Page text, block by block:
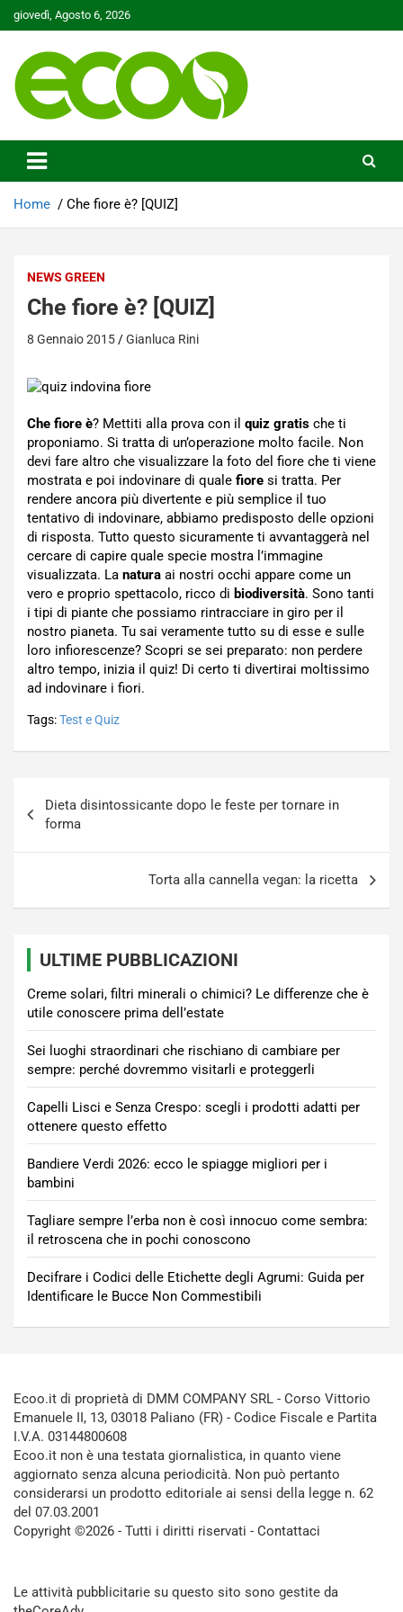
Skip
to
giovedì, Agosto 6, 2026
Ecoo.it
Home Che fiore è? [QUIZ]
NEWS GREEN
Che fiore è? [QUIZ]
8 Gennaio 2015 Gianluca Rini
Che fiore è? Mettiti alla prova con il quiz gratis che ti
proponiamo. Si tratta di un’operazione molto facile. Non
devi fare altro che visualizzare la foto del fiore che ti viene
mostrata e poi indovinare di quale fiore si tratta. Per
rendere ancora più divertente e più semplice il tuo
tentativo di indovinare, abbiamo predisposto delle opzioni
di risposta. Tutto questo sicuramente ti avvantaggerà nel
cercare di capire quale specie mostra l’immagine
visualizzata. La natura ai nostri occhi appare come un
vero e proprio spettacolo, ricco di biodiversità. Sono tanti
i tipi di piante che possiamo rintracciare in giro per il
nostro pianeta. Tu sai veramente tutto su di esse e sulle
loro infiorescenze? Scopri se sei preparato: non perdere
altro tempo, inizia il quiz! Di certo ti divertirai moltissimo
ad indovinare i fiori.
Tags:Test e Quiz
articoli
Dieta disintossicante dopo le feste per tornare in
forma
Torta alla cannella vegan: la ricetta
ULTIME PUBBLICAZIONI
Creme solari, filtri minerali o chimici? Le differenze che è
utile conoscere prima dell’estate
Sei luoghi straordinari che rischiano di cambiare per
sempre: perché dovremmo visitarli e proteggerli
Capelli Lisci e Senza Crespo: scegli i prodotti adatti per
ottenere questo effetto
Bandiere Verdi 2026: ecco le spiagge migliori per i
bambini
Tagliare sempre l’erba non è così innocuo come sembra:
il retroscena che in pochi conoscono
Decifrare i Codici delle Etichette degli Agrumi: Guida per
Identificare le Bucce Non Commestibili
Ecoo.it di proprietà di DMM COMPANY SRL - Corso Vittorio
Emanuele II, 13, 03018 Paliano (FR) - Codice Fiscale e Partita
I.V.A. 03144800608
Ecoo.it non è una testata giornalistica, in quanto viene
aggiornato senza alcuna periodicità. Non può pertanto
considerarsi un prodotto editoriale ai sensi della legge n. 62
del 07.03.2001
Copyright ©2026 - Tutti i diritti riservati - Contattaci
Le attività pubblicitarie su questo sito sono gestite da